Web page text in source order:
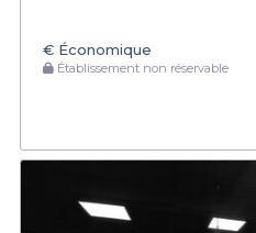
€ Économique
Établissement non réservable